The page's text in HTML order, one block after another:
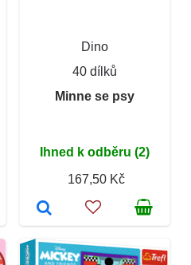
Dino
40 dílků
Minne se psy
Ihned k odběru (2)
167,50 Kč